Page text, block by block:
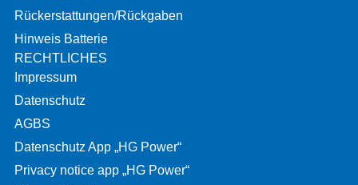
Rückerstattungen/Rückgaben
Hinweis Batterie
RECHTLICHES
Impressum
Datenschutz
AGBS
Datenschutz App „HG Power“
Privacy notice app „HG Power“